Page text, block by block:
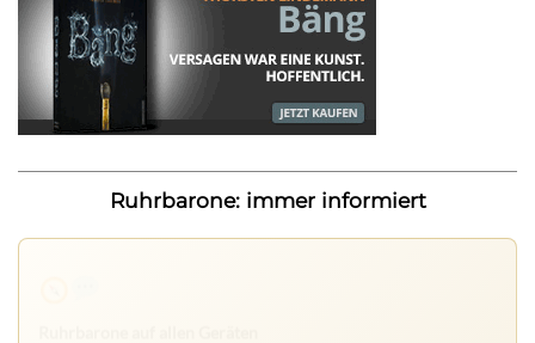
Ruhrbarone: immer informiert